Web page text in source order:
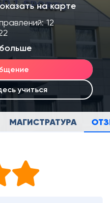
на карте
12
учиться
МАГИСТРАТУРА